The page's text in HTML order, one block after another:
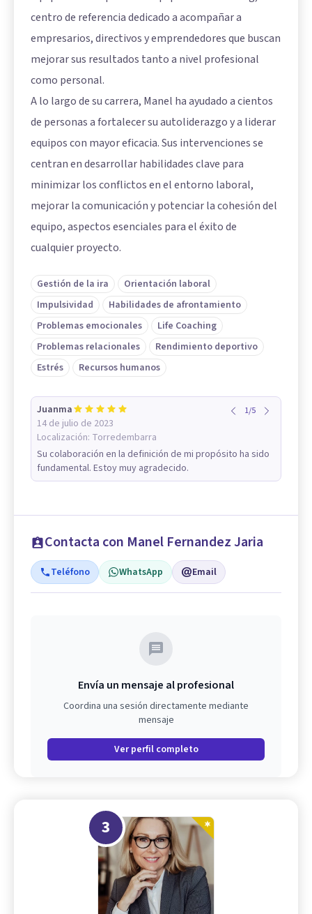
centro de referencia dedicado a acompañar a
empresarios, directivos y emprendedores que buscan
mejorar sus resultados tanto a nivel profesional
como personal.
A lo largo de su carrera, Manel ha ayudado a cientos
de personas a fortalecer su autoliderazgo y a liderar
equipos con mayor eficacia. Sus intervenciones se
centran en desarrollar habilidades clave para
minimizar los conflictos en el entorno laboral,
mejorar la comunicación y potenciar la cohesión del
equipo, aspectos esenciales para el éxito de
cualquier proyecto.
Gestión de la ira
Orientación laboral
Impulsividad
Habilidades de afrontamiento
Problemas emocionales
Life Coaching
Problemas relacionales
Rendimiento deportivo
Estrés
Recursos humanos
Juanma
14 de julio de 2023
Localización: Torredembarra
1/5
Su colaboración en la definición de mi propósito ha sido
fundamental. Estoy muy agradecido.
Contacta con Manel Fernandez Jaria
Teléfono WhatsApp Email
Envía un mensaje al profesional
Coordina una sesión directamente mediante
mensaje
Ver perfil completo
3